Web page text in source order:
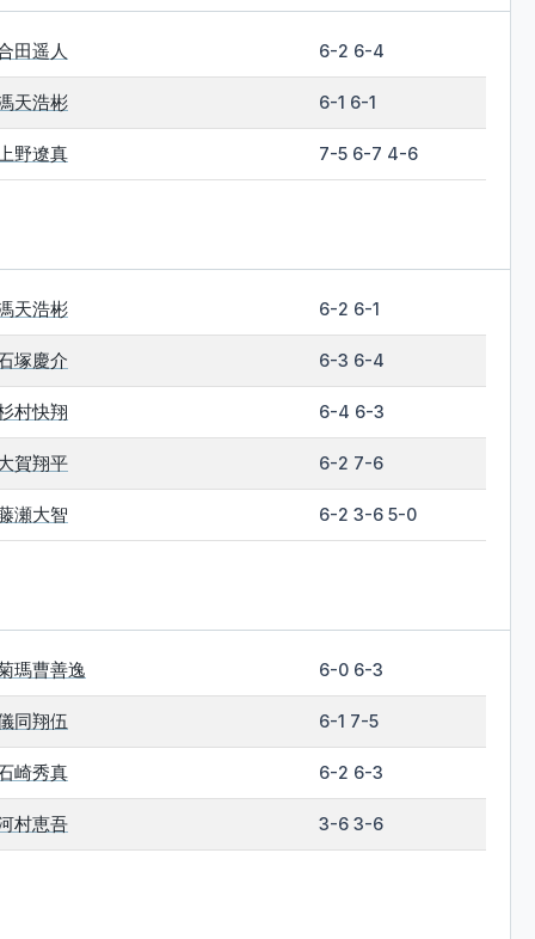
田遥人 6-2 6-4
天浩彬 6-1 6-1
野遼真 7-5 6-7 4-6
天浩彬 6-2 6-1
塚慶介 6-3 6-4
村快翔 6-4 6-3
賀翔平 6-2 7-6
瀬大智 6-2 3-6 5-0
瑪曹善逸 6-0 6-3
同翔伍 6-1 7-5
崎秀真 6-2 6-3
村恵吾 3-6 3-6